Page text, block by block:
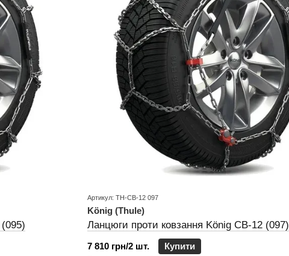
Артикул: TH-CB-12 097
König (Thule)
Ланцюги проти ковзання König CB-12 (097)
7 810 грн/2 шт. Купити